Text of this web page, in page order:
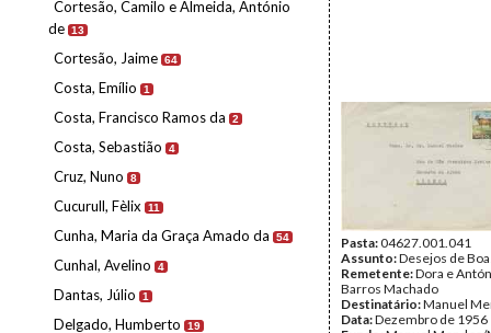
Cortesão, Camilo e Almeida, António
de 13
Cortesão, Jaime 64
Costa, Emílio 1
Costa, Francisco Ramos da 2
Costa, Sebastião 4
Cruz, Nuno 8
Cucurull, Fèlix 11
Cunha, Maria da Graça Amado da 54
Cunhal, Avelino 4
Dantas, Júlio 1
Delgado, Humberto 19
Pasta:04627.001.041
Assunto:Desejos de
Remetente:Dora e
Barros Machado
Destinatário:Manuel
Data:Dezembro de 1956